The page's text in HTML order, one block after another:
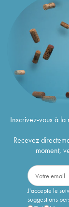
Inscrivez-vous à
Recevez
moment,
J'accepte le
suggestions